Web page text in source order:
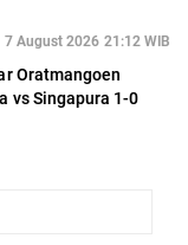
7 August 2026 21:12 WIB
Oratmangoen
vs Singapura 1-0